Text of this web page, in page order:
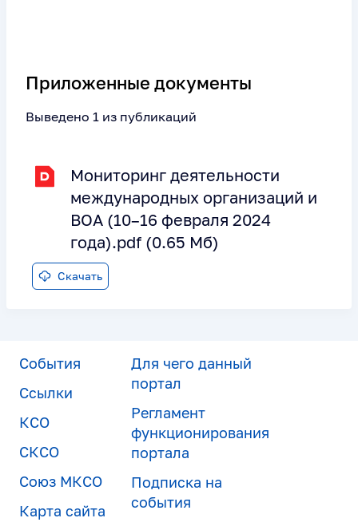
Приложенные документы
Выведено 1 из публикаций
Мониторинг деятельности
международных организаций и
ВОА (10–16 февраля 2024
года).pdf (0.65 Мб)
Скачать
События
Ссылки
КСО
СКСО
Союз МКСО
Карта сайта
Для чего данный
портал
Регламент
функционирования
портала
Подписка на
события